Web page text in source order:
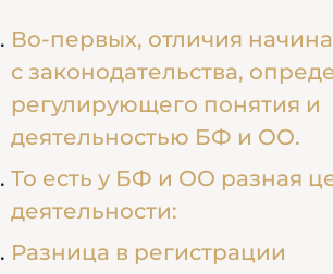
Во-первых, отличия
с законодательства,
регулирующего понятия и
деятельностью БФ и ОО.
То есть у БФ и ОО разная
деятельности:
Разница в регистрации